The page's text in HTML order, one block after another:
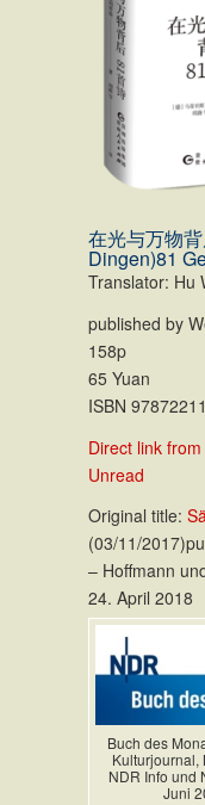
在光与万物
Dingen)81
Translator: Hu
published by
158p
65 Yuan
ISBN
Direct link
Unread
Original title:
(03/11/
– Hoffmann
24. April 2018
Buch des
Kulturjournal,
NDR Info und
Juni